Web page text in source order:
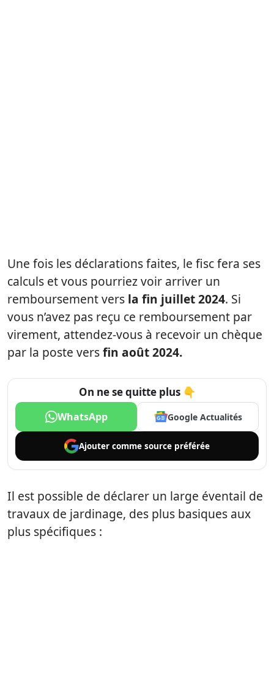
Une fois les déclarations faites, le fisc fera ses
calculs et vous pourriez voir arriver un
remboursement vers la fin juillet 2024. Si
vous n’avez pas reçu ce remboursement par
virement, attendez-vous à recevoir un chèque
par la poste versfin août 2024.
On ne se quitte plus 👇
WhatsApp Google Actualités
Ajouter comme source préférée
Il est possible de déclarer un large éventail de
travaux de jardinage, des plus basiques aux
plus spécifiques :